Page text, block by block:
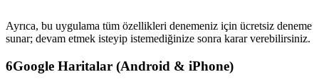
Ayrıca, bu uygulama tüm özellikleri denemeniz için ücretsiz deneme
sunar; devam etmek isteyip istemediğinize sonra karar verebilirsiniz.
6Google Haritalar (Android & iPhone)